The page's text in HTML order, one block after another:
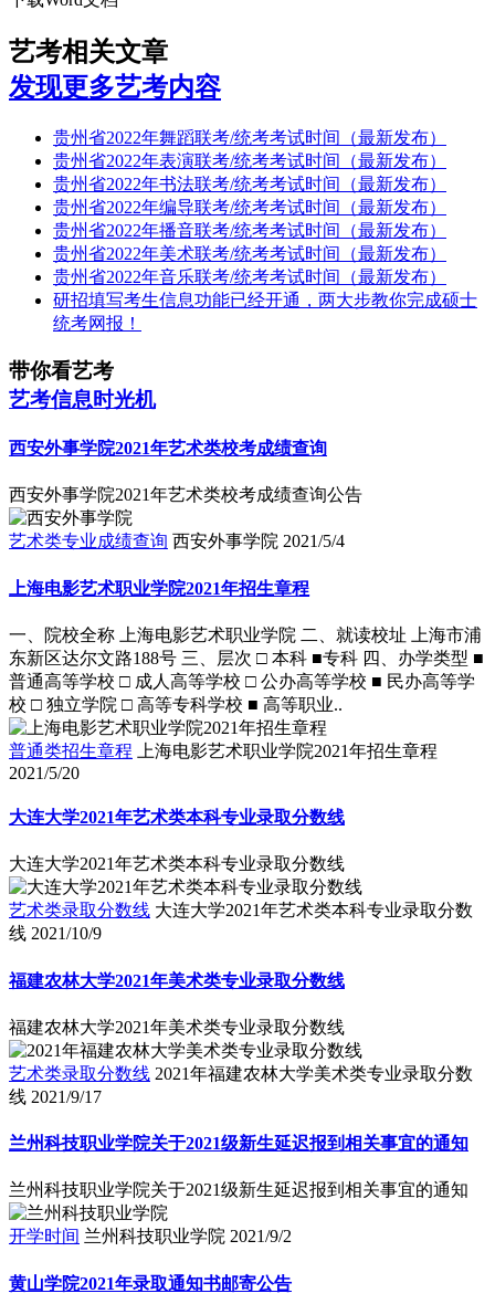
艺考相关文章
发现更多艺考内容
贵州省2022年舞蹈联考/统考考试时间（最新发布）
贵州省2022年表演联考/统考考试时间（最新发布）
贵州省2022年书法联考/统考考试时间（最新发布）
贵州省2022年编导联考/统考考试时间（最新发布）
贵州省2022年播音联考/统考考试时间（最新发布）
贵州省2022年美术联考/统考考试时间（最新发布）
贵州省2022年音乐联考/统考考试时间（最新发布）
研招填写考生信息功能已经开通，两大步教你完成硕士
统考网报！
带你看艺考
艺考信息时光机
西安外事学院2021年艺术类校考成绩查询
西安外事学院2021年艺术类校考成绩查询公告
艺术类专业成绩查询 西安外事学院 2021/5/4
上海电影艺术职业学院2021年招生章程
一、院校全称 上海电影艺术职业学院 二、就读校址 上海市浦
东新区达尔文路188号 三、层次 □ 本科 ■专科 四、办学类型 ■
普通高等学校 □ 成人高等学校 □ 公办高等学校 ■ 民办高等学
校 □ 独立学院 □ 高等专科学校 ■ 高等职业..
普通类招生章程
上海电影艺术职业学院2021年招生章程
2021/5/20
大连大学2021年艺术类本科专业录取分数线
大连大学2021年艺术类本科专业录取分数线
艺术类录取分数线 大连大学2021年艺术类本科专业录取分数
线 2021/10/9
福建农林大学2021年美术类专业录取分数线
福建农林大学2021年美术类专业录取分数线
艺术类录取分数线 2021年福建农林大学美术类专业录取分数
线 2021/9/17
兰州科技职业学院关于2021级新生延迟报到相关事宜的通知
兰州科技职业学院关于2021级新生延迟报到相关事宜的通知
开学时间 兰州科技职业学院 2021/9/2
黄山学院2021年录取通知书邮寄公告